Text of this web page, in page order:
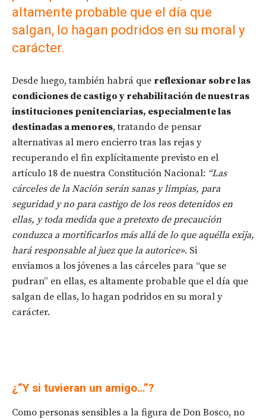
altamente probable que el día que
salgan, lo hagan podridos en su moral y
carácter.
Desde luego, también habrá que reflexionar sobre las
condiciones de castigo y rehabilitación de nuestras
instituciones penitenciarias, especialmente las
destinadas a menores, tratando de pensar
alternativas al mero encierro tras las rejas y
recuperando el fin explícitamente previsto en el
artículo 18 de nuestra Constitución Nacional: “Las
cárceles de la Nación serán sanas y limpias, para
seguridad y no para castigo de los reos detenidos en
ellas, y toda medida que a pretexto de precaución
conduzca a mortificarlos más allá de lo que aquélla exija,
hará responsable al juez que la autorice». Si
enviamos a los jóvenes a las cárceles para “que se
pudran” en ellas, es altamente probable que el día que
salgan de ellas, lo hagan podridos en su moral y
carácter.
¿“Y si tuvieran un amigo…”?
Como personas sensibles a la figura de Don Bosco, no